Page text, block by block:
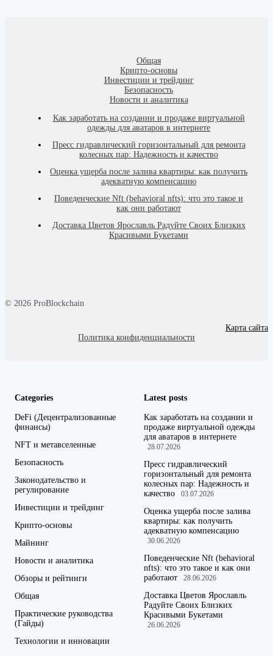
Общая
Крипто-основы
Инвестиции и трейдинг
Безопасность
Новости и аналитика
Как заработать на создании и продаже виртуальной
одежды для аватаров в интернете
Пресс гидравлический горизонтальный для ремонта
колесных пар: Надежность и качество
Оценка ущерба после залива квартиры: как получить
адекватную компенсацию
Поведенческие Nft (behavioral nfts): что это такое и
как они работают
Доставка Цветов Ярославль Радуйте Своих Близких
Красивыми Букетами
© 2026 ProBlockchain
Карта сайта
Политика конфиденциальности
Categories
DeFi (Децентрализованные
финансы)
NFT и метавселенные
Безопасность
Законодательство и
регулирование
Инвестиции и трейдинг
Крипто-основы
Майнинг
Новости и аналитика
Обзоры и рейтинги
Общая
Практические руководства
(Гайды)
Технологии и инновации
Latest posts
Как заработать на создании и
продаже виртуальной одежды
для аватаров в интернете
28.07.2026
Пресс гидравлический
горизонтальный для ремонта
колесных пар: Надежность и
качество
03.07.2026
Оценка ущерба после залива
квартиры: как получить
адекватную компенсацию
30.06.2026
Поведенческие Nft (behavioral
nfts): что это такое и как они
работают
28.06.2026
Доставка Цветов Ярославль
Радуйте Своих Близких
Красивыми Букетами
26.06.2026